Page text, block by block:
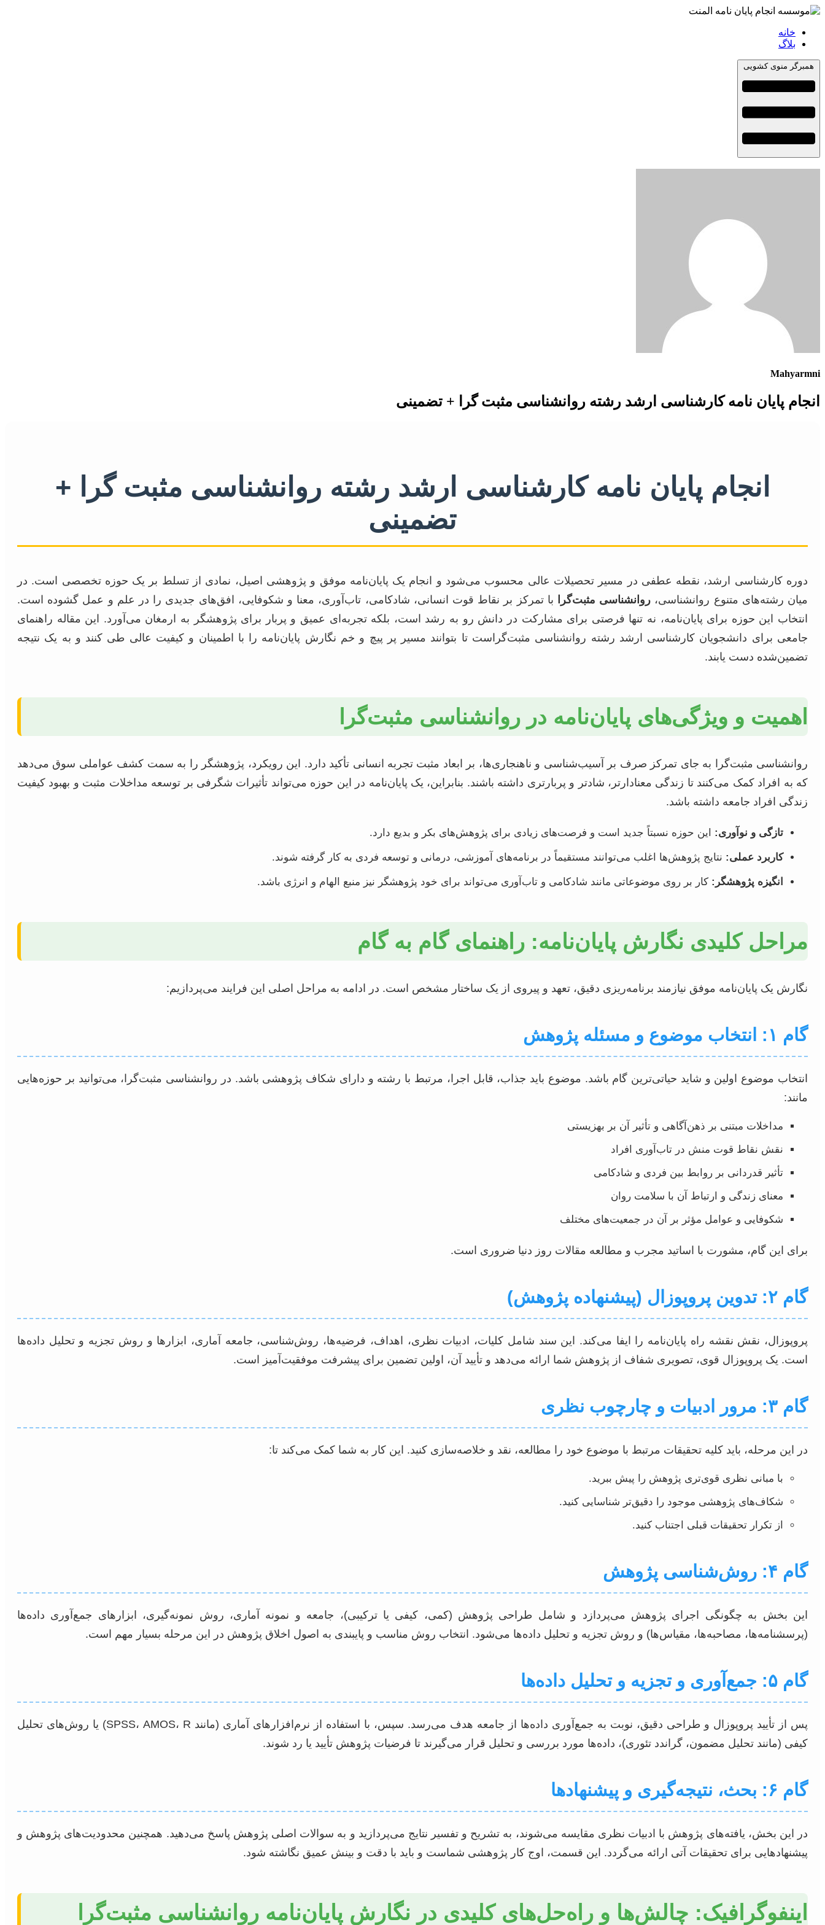
خانه
بلاگ
همبرگر منوی کشویی
Mahyarmni
انجام پایان نامه کارشناسی ارشد رشته روانشناسی مثبت گرا + تضمینی
انجام پایان نامه کارشناسی ارشد رشته روانشناسی مثبت گرا +
تضمینی
دوره کارشناسی ارشد، نقطه عطفی در مسیر تحصیلات عالی محسوب می‌شود و انجام یک پایان‌نامه موفق و پژوهشی اصیل، نمادی از تسلط بر یک حوزه تخصصی است. در
میان رشته‌های متنوع روانشناسی، روانشناسی مثبت‌گرا
با تمرکز بر نقاط قوت انسانی، شادکامی، تاب‌آوری، معنا و شکوفایی، افق‌های جدیدی را در علم و عمل گشوده است.
انتخاب این حوزه برای پایان‌نامه، نه تنها فرصتی برای مشارکت در دانش رو به رشد است، بلکه تجربه‌ای عمیق و پربار برای پژوهشگر به ارمغان می‌آورد. این مقاله راهنمای
جامعی برای دانشجویان کارشناسی ارشد رشته روانشناسی مثبت‌گراست تا بتوانند مسیر پر پیچ و خم نگارش پایان‌نامه را با اطمینان و کیفیت عالی طی کنند و به یک نتیجه
تضمین‌شده دست یابند.
اهمیت و ویژگی‌های پایان‌نامه در روانشناسی مثبت‌گرا
روانشناسی مثبت‌گرا به جای تمرکز صرف بر آسیب‌شناسی و ناهنجاری‌ها، بر ابعاد مثبت تجربه انسانی تأکید دارد. این رویکرد، پژوهشگر را به سمت کشف عواملی سوق می‌دهد
که به افراد کمک می‌کنند تا زندگی معنادارتر، شادتر و پربارتری داشته باشند. بنابراین، یک پایان‌نامه در این حوزه می‌تواند تأثیرات شگرفی بر توسعه مداخلات مثبت و بهبود کیفیت
زندگی افراد جامعه داشته باشد.
تازگی و نوآوری: این حوزه نسبتاً جدید است و فرصت‌های زیادی برای پژوهش‌های بکر و بدیع دارد.
کاربرد عملی: نتایج پژوهش‌ها اغلب می‌توانند مستقیماً در برنامه‌های آموزشی، درمانی و توسعه فردی به کار گرفته شوند.
انگیزه پژوهشگر: کار بر روی موضوعاتی مانند شادکامی و تاب‌آوری می‌تواند برای خود پژوهشگر نیز منبع الهام و انرژی باشد.
مراحل کلیدی نگارش پایان‌نامه: راهنمای گام به گام
نگارش یک پایان‌نامه موفق نیازمند برنامه‌ریزی دقیق، تعهد و پیروی از یک ساختار مشخص است. در ادامه به مراحل اصلی این فرایند می‌پردازیم:
گام ۱: انتخاب موضوع و مسئله پژوهش
انتخاب موضوع اولین و شاید حیاتی‌ترین گام باشد. موضوع باید جذاب، قابل اجرا، مرتبط با رشته و دارای شکاف پژوهشی باشد. در روانشناسی مثبت‌گرا، می‌توانید بر حوزه‌هایی
مانند:
مداخلات مبتنی بر ذهن‌آگاهی و تأثیر آن بر بهزیستی
نقش نقاط قوت منش در تاب‌آوری افراد
تأثیر قدردانی بر روابط بین فردی و شادکامی
معنای زندگی و ارتباط آن با سلامت روان
شکوفایی و عوامل مؤثر بر آن در جمعیت‌های مختلف
برای این گام، مشورت با اساتید مجرب و مطالعه مقالات روز دنیا ضروری است.
گام ۲: تدوین پروپوزال (پیشنهاده پژوهش)
پروپوزال، نقش نقشه راه پایان‌نامه را ایفا می‌کند. این سند شامل کلیات، ادبیات نظری، اهداف، فرضیه‌ها، روش‌شناسی، جامعه آماری، ابزارها و روش تجزیه و تحلیل داده‌ها
است. یک پروپوزال قوی، تصویری شفاف از پژوهش شما ارائه می‌دهد و تأیید آن، اولین تضمین برای پیشرفت موفقیت‌آمیز است.
گام ۳: مرور ادبیات و چارچوب نظری
در این مرحله، باید کلیه تحقیقات مرتبط با موضوع خود را مطالعه، نقد و خلاصه‌سازی کنید. این کار به شما کمک می‌کند تا:
با مبانی نظری قوی‌تری پژوهش را پیش ببرید.
شکاف‌های پژوهشی موجود را دقیق‌تر شناسایی کنید.
از تکرار تحقیقات قبلی اجتناب کنید.
گام ۴: روش‌شناسی پژوهش
این بخش به چگونگی اجرای پژوهش می‌پردازد و شامل طراحی پژوهش (کمی، کیفی یا ترکیبی)، جامعه و نمونه آماری، روش نمونه‌گیری، ابزارهای جمع‌آوری داده‌ها
(پرسشنامه‌ها، مصاحبه‌ها، مقیاس‌ها) و روش تجزیه و تحلیل داده‌ها می‌شود. انتخاب روش مناسب و پایبندی به اصول اخلاق پژوهش در این مرحله بسیار مهم است.
گام ۵: جمع‌آوری و تجزیه و تحلیل داده‌ها
پس از تأیید پروپوزال و طراحی دقیق، نوبت به جمع‌آوری داده‌ها از جامعه هدف می‌رسد. سپس، با استفاده از نرم‌افزارهای آماری (مانند SPSS، AMOS، R) یا روش‌های تحلیل
کیفی (مانند تحلیل مضمون، گراندد تئوری)، داده‌ها مورد بررسی و تحلیل قرار می‌گیرند تا فرضیات پژوهش تأیید یا رد شوند.
گام ۶: بحث، نتیجه‌گیری و پیشنهادها
در این بخش، یافته‌های پژوهش با ادبیات نظری مقایسه می‌شوند، به تشریح و تفسیر نتایج می‌پردازید و به سوالات اصلی پژوهش پاسخ می‌دهید. همچنین محدودیت‌های پژوهش و
پیشنهادهایی برای تحقیقات آتی ارائه می‌گردد. این قسمت، اوج کار پژوهشی شماست و باید با دقت و بینش عمیق نگاشته شود.
اینفوگرافیک: چالش‌ها و راه‌حل‌های کلیدی در نگارش پایان‌نامه روانشناسی مثبت‌گرا